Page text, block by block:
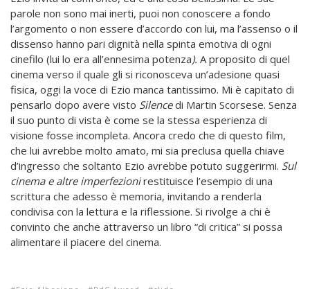
parole non sono mai inerti, puoi non conoscere a fondo
l’argomento o non essere d’accordo con lui, ma l’assenso o il
dissenso hanno pari dignità nella spinta emotiva di ogni
cinefilo (lui lo era all’ennesima potenza). A proposito di quel
cinema verso il quale gli si riconosceva un’adesione quasi
fisica, oggi la voce di Ezio manca tantissimo. Mi è capitato di
pensarlo dopo avere visto Silencedi Martin Scorsese. Senza
il suo punto di vista è come se la stessa esperienza di
visione fosse incompleta. Ancora credo che di questo film,
che lui avrebbe molto amato, mi sia preclusa quella chiave
d’ingresso che soltanto Ezio avrebbe potuto suggerirmi. Sul
cinema e altre imperfezionirestituisce l’esempio di una
scrittura che adesso è memoria, invitando a renderla
condivisa con la lettura e la riflessione. Si rivolge a chi è
convinto che anche attraverso un libro “di critica” si possa
alimentare il piacere del cinema.